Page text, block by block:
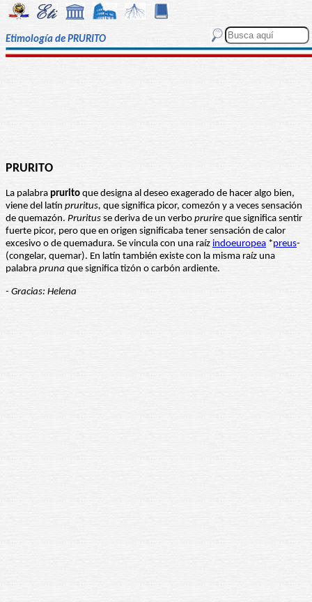
Etimología de PRURITO
PRURITO
La palabra prurito que designa al deseo exagerado de hacer algo bien,
viene del latín pruritus, que significa picor, comezón y a veces sensación
de quemazón. Pruritus se deriva de un verbo prurire que significa sentir
fuerte picor, pero que en origen significaba tener sensación de calor
excesivo o de quemadura. Se vincula con una raíz indoeuropea *preus-
(congelar, quemar). En latín también existe con la misma raíz una
palabra pruna que significa tizón o carbón ardiente.
- Gracias: Helena